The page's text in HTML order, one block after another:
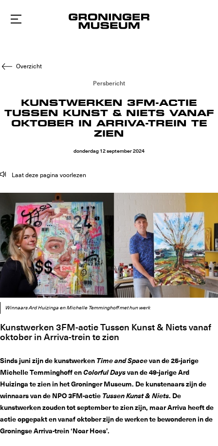
Naar
hoofdinhoud
Overzicht
Persbericht
KUNSTWERKEN 3FM-ACTIE
TUSSEN KUNST & NIETS VANAF
OKTOBER IN ARRIVA-TREIN TE
ZIEN
donderdag 12september2024
Laat deze pagina voorlezen
Winnaars Ard Huizinga en Michelle Temminghoff met hun werk
Kunstwerken 3FM-actie Tussen Kunst & Niets vanaf
oktober in Arriva-trein te zien
Sinds juni zijn de kunstwerken Time and Spacevan de 25-jarige
Michelle Temminghoff enColorful Daysvan de 49-jarige Ard
Huizinga te zien in het Groninger Museum. De kunstenaars zijn de
winnaars van de NPO 3FM-actie Tussen Kunst & Niets. De
kunstwerken zouden tot september te zien zijn, maar Arriva heeft de
actie opgepakt en vanaf oktober zijn de werken te bewonderen in de
Groningse Arriva-trein ‘Noar Hoes’.